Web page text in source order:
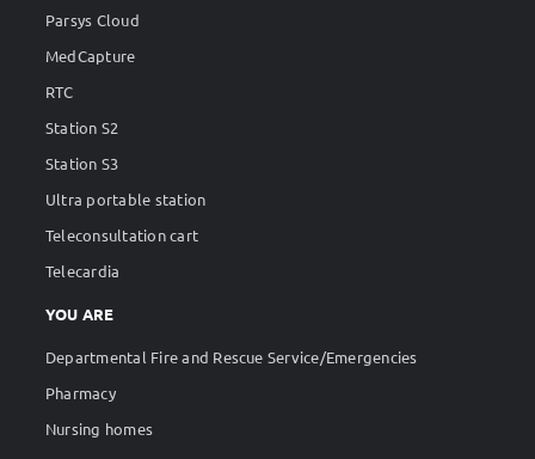
Parsys Cloud
MedCapture
RTC
Station S2
Station S3
Ultra portable station
Teleconsultation cart
Telecardia
YOU ARE
Departmental Fire and Rescue Service/Emergencies
Pharmacy
Nursing homes